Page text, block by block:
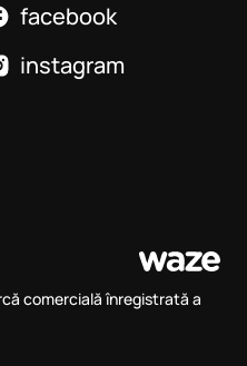
facebook
instagram
comercială înregistrată a